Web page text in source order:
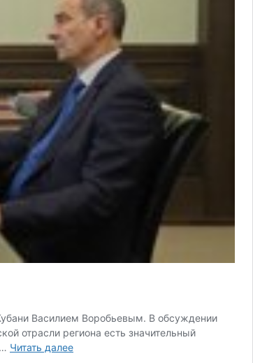
Василием Воробьевым. В обсуждении
отрасли региона есть значительный
Читать далееЮрий